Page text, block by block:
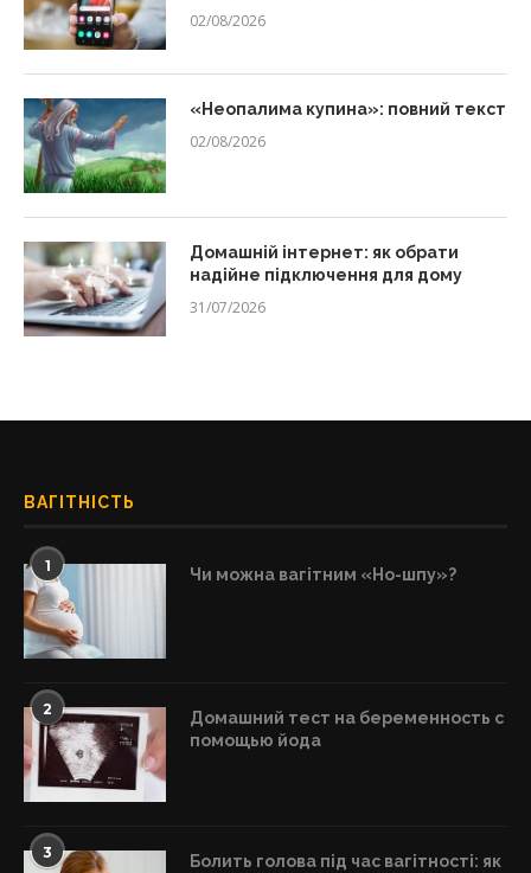
02/08/2026
«Неопалима купина»: повний текст
02/08/2026
Домашній інтернет: як обрати
надійне підключення для дому
31/07/2026
ВАГІТНІСТЬ
1 Чи можна вагітним «Но-шпу»?
2
Домашний тест на беременность с
помощью йода
3
Болить голова під час вагітності: як